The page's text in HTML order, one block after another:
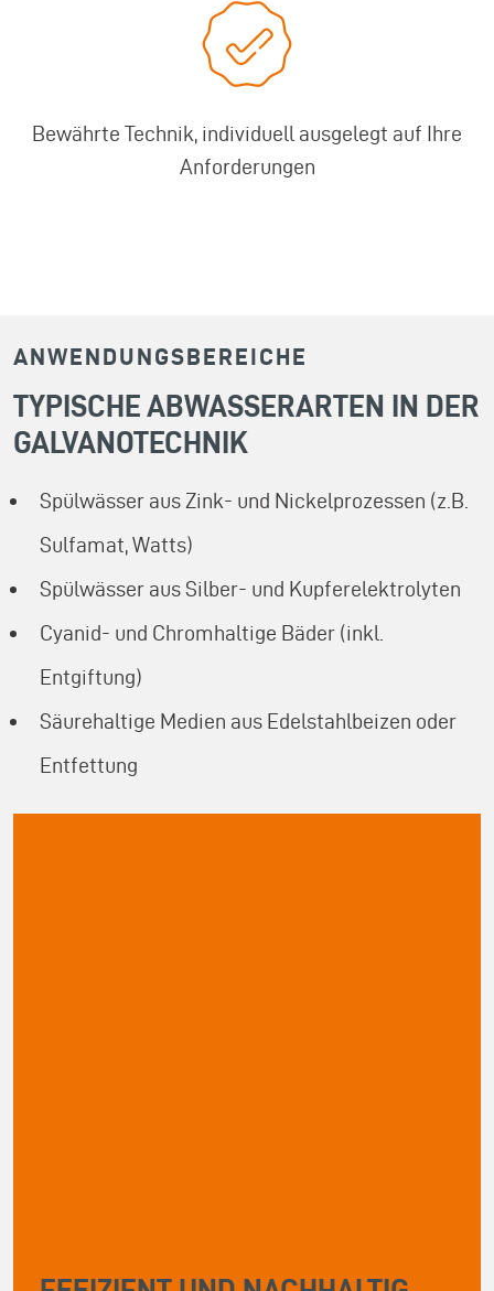
Bewährte Technik, individuell ausgelegt auf Ihre
Anforderungen
ANWENDUNGSBEREICHE
TYPISCHE ABWASSERARTEN IN DER
GALVANOTECHNIK
Spülwässer aus Zink- und Nickelprozessen (z.B.
Sulfamat, Watts)
Spülwässer aus Silber- und Kupferelektrolyten
Cyanid- und Chromhaltige Bäder (inkl.
Entgiftung)
Säurehaltige Medien aus Edelstahlbeizen oder
Entfettung